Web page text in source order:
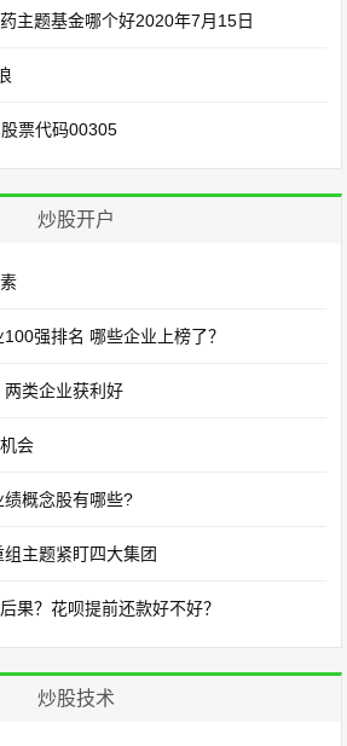
主题基金哪个好2020年7月15日
票代码00305
炒股开户
强排名 哪些企业上榜了？
类企业获利好
会
概念股有哪些?
主题紧盯四大集团
果？花呗提前还款好不好？
炒股技术